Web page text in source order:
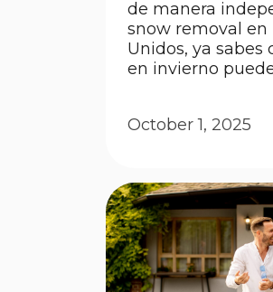
de manera
snow removal en
Unidos, ya sabes
en invierno
contratos y, por
extremas. En
contar con un
[…]
October 1, 2025